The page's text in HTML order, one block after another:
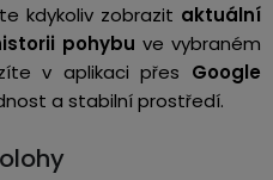
kdykoliv zobrazit aktuální
pohybu ve vybraném
v aplikaci přes Google
a stabilní prostředí.